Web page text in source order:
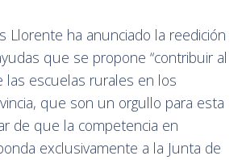
Llorente ha anunciado la reedición
que se propone “contribuir al
las escuelas rurales en los
que son un orgullo para esta
de que la competencia en
exclusivamente a la Junta de